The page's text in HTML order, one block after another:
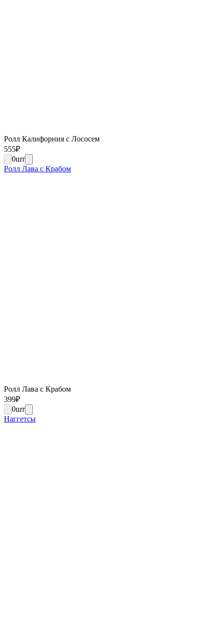
Ролл Калифорния с Лососем
555₽
0шт
Ролл Лава с Крабом
Ролл Лава с Крабом
399₽
0шт
Наггетсы